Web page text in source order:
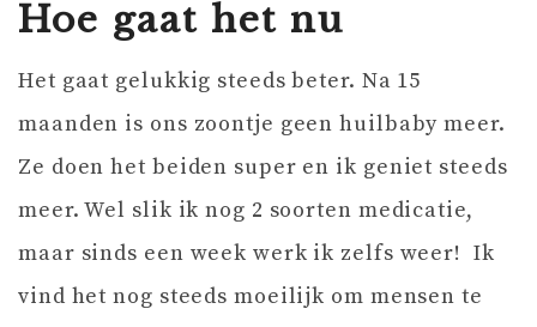
Hoe gaat het nu
Het gaat gelukkig steeds beter. Na 15
maanden is ons zoontje geen huilbaby meer.
Ze doen het beiden super en ik geniet steeds
meer. Wel slik ik nog 2 soorten medicatie,
maar sinds een week werk ik zelfs weer! Ik
vind het nog steeds moeilijk om mensen te